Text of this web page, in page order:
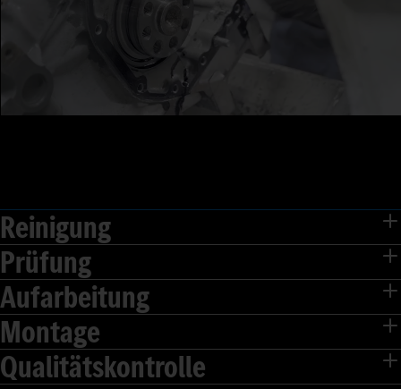
Reinigung
Prüfung
Aufarbeitung
Montage
Qualitätskontrolle